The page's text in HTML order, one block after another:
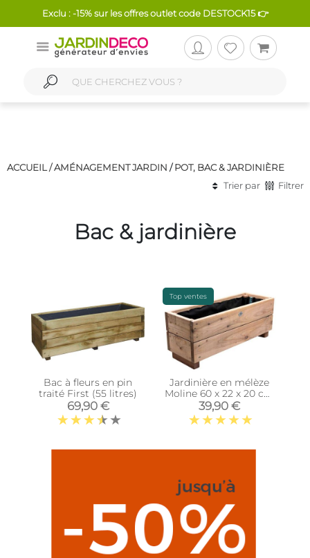
Exclu : -15% sur les offres outlet code DESTOCK15 👉
ACCUEIL /AMÉNAGEMENT JARDIN /POT, BAC & JARDINIÈRE
Trier par
Filtrer
Bac & jardinière
Bac à fleurs en pin
traité First (55 litres)
69,90 €
Top ventes
Jardinière en mélèze
Moline 60 x 22 x 20 cm
(Naturel)
39,90 €